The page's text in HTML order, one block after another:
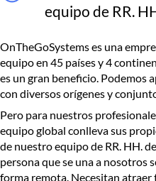
equipo de RR.
OnTheGoSystems es una
equipo en 45 países y 4
es un gran beneficio. Podemos
con diversos orígenes y
Pero para nuestros
equipo global conlleva sus
de nuestro equipo de RR. HH.
persona que se una a nosotros
forma remota. Necesitan